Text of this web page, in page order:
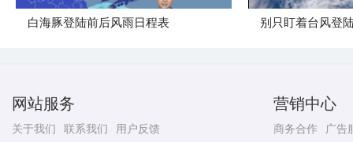
白海豚登陆前后风雨日程表 别只盯着台风登
网站服务
关于我们 联系我们
用户反馈
营销中心
商务合作
广告